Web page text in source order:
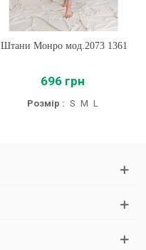
Штани Монро мод.2073 1361
696 грн
Розмір : S M L